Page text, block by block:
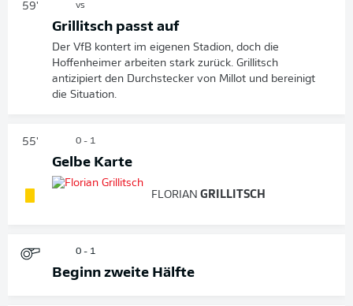
59' vs
Grillitsch passt auf
Der VfB kontert im eigenen Stadion, doch die
Hoffenheimer arbeiten stark zurück. Grillitsch
antizipiert den Durchstecker von Millot und bereinigt
die Situation.
55' 0 - 1
Gelbe Karte
FLORIAN GRILLITSCH
0 - 1
Beginn zweite Hälfte